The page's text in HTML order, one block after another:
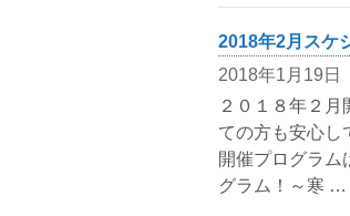
2018年2月スケ
2018年1月19日
２０１８年２
ての方も安心し
開催プログラム
グラム！～寒 …